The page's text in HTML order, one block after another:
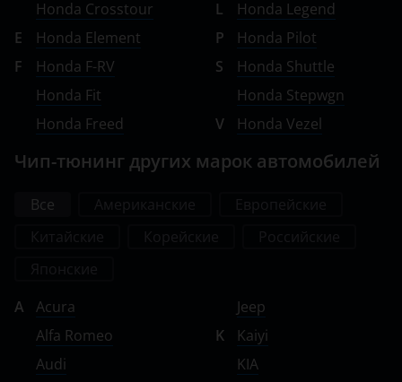
Ravon
Renault
Saab
Seat
Skoda
Tank
Toyota
Honda Crosstour
E
Honda Element
F
Honda F-RV
Honda Fit
Honda Freed
L
Honda Legend
P
Honda Pilot
S
Honda Shuttle
Honda Stepwgn
V
Honda Vezel
Чип-тюнинг других марок автомобилей
Все
A
Acura
Alfa Romeo
Audi
Jeep
K
Kaiyi
KIA